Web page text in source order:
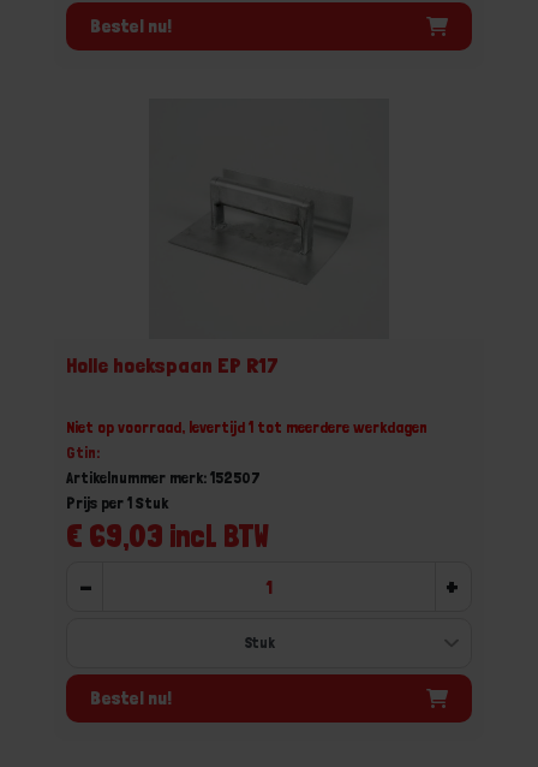
Bestel nu!
Holle hoekspaan EP R17
Niet op voorraad, levertijd 1 tot meerdere werkdagen
Gtin:
Artikelnummer merk: 152507
€ 69,03 incl. BTW
Prijs per 1 Stuk
- +
Bestel nu!